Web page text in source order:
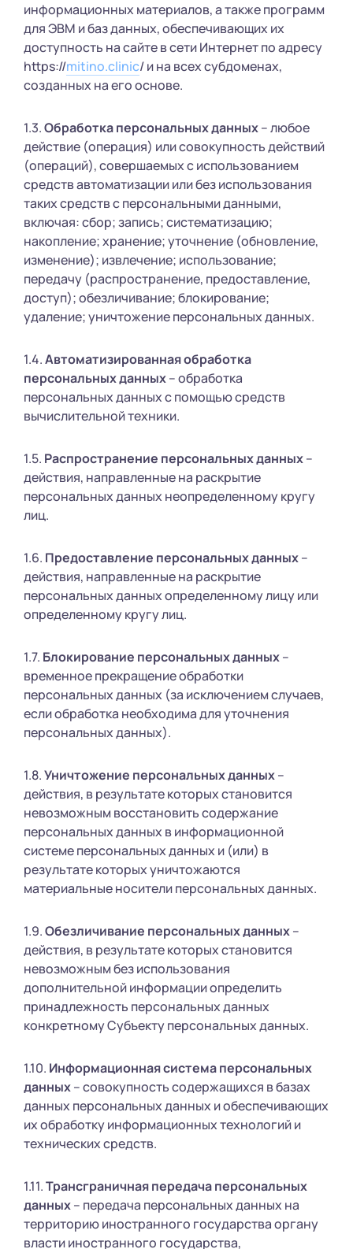
информационных материалов, а также программ
для ЭВМ и баз данных, обеспечивающих их
доступность на сайте в сети Интернет по адресу
https://mitino.clinic/ и на всех субдоменах,
созданных на его основе.
1.3.Обработка персональных данных– любое
действие (операция) или совокупность действий
(операций), совершаемых с использованием
средств автоматизации или без использования
таких средств с персональными данными,
включая: сбор; запись; систематизацию;
накопление; хранение; уточнение (обновление,
изменение); извлечение; использование;
передачу (распространение, предоставление,
доступ); обезличивание; блокирование;
удаление; уничтожение персональных данных.
1.4.Автоматизированная обработка
персональных данных– обработка
персональных данных с помощью средств
вычислительной техники.
1.5. Распространение персональных данных–
действия, направленные на раскрытие
персональных данных неопределенному кругу
лиц.
1.6. Предоставление персональных данных–
действия, направленные на раскрытие
персональных данных определенному лицу или
определенному кругу лиц.
1.7. Блокирование персональных данных–
временное прекращение обработки
персональных данных (за исключением случаев,
если обработка необходима для уточнения
персональных данных).
1.8.Уничтожение персональных данных–
действия, в результате которых становится
невозможным восстановить содержание
персональных данных в информационной
системе персональных данных и (или) в
результате которых уничтожаются
материальные носители персональных данных.
1.9.Обезличивание персональных данных–
действия, в результате которых становится
невозможным без использования
дополнительной информации определить
принадлежность персональных данных
конкретному Субъекту персональных данных.
1.10. Информационная система персональных
данных– совокупность содержащихся в базах
данных персональных данных и обеспечивающих
их обработку информационных технологий и
технических средств.
1.11.Трансграничная передача персональных
данных– передача персональных данных на
территорию иностранного государства органу
власти иностранного государства,